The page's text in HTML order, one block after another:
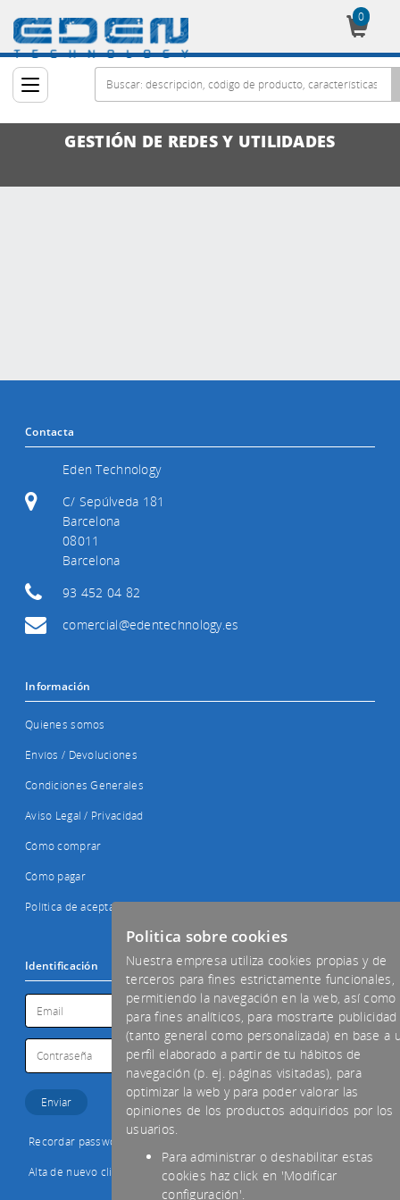
0
GESTIÓN DE REDES Y UTILIDADES
Contacta
Eden Technology
C/ Sepúlveda 181
Barcelona
08011
Barcelona
93 452 04 82
comercial@edentechnology.es
Información
Quienes somos
Envíos / Devoluciones
Condiciones Generales
Aviso Legal / Privacidad
Cómo comprar
Cómo pagar
Política de aceptación de cookies
Identificación
Recordar password
Alta de nuevo cliente
Politica sobre cookies
Nuestra empresa utiliza cookies propias y de
terceros para fines estrictamente funcionales,
permitiendo la navegación en la web, así como
para fines analíticos, para mostrarte publicidad
(tanto general como personalizada) en base a
perfil elaborado a partir de tu hábitos de
navegación (p. ej. páginas visitadas), para
optimizar la web y para poder valorar las
opiniones de los productos adquiridos por los
usuarios.
Para administrar o deshabilitar estas
cookies haz click en 'Modificar
configuración'.